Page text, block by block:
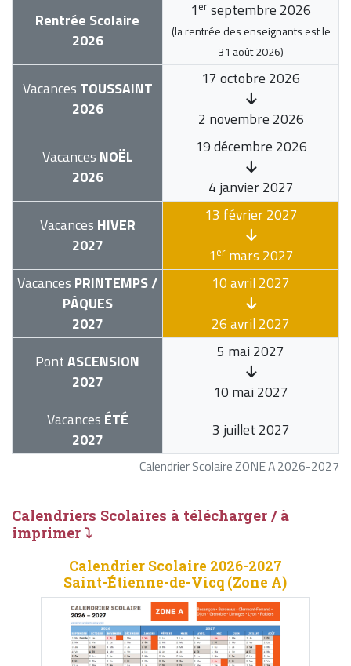
Calendrier Scolaire ZONE A 2026-2027
Rentrée Scolaire
2026
1 er septembre 2026
(la rentrée des enseignants est le
31 août 2026)
Vacances TOUSSAINT
2026
17 octobre 2026
2 novembre 2026
Vacances NOËL
2026
19 décembre 2026
4 janvier 2027
Vacances HIVER
2027
13 février 2027
1ermars 2027
Vacances PRINTEMPS /
PÂQUES
2027
10 avril 2027
26 avril 2027
PontASCENSION
2027
5 mai 2027
10 mai 2027
Vacances ÉTÉ
2027
3 juillet 2027
Calendriers Scolaires à télécharger / à
imprimer ⤵
Calendrier Scolaire 2026-2027
Saint-Étienne-de-Vicq (Zone A)